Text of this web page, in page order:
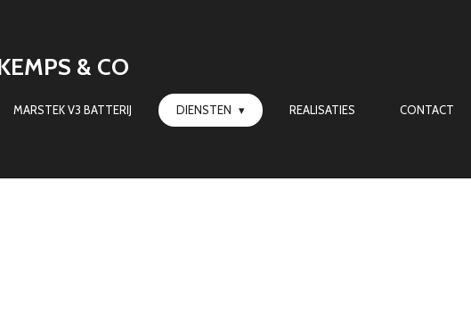
& CO
MARSTEK V3 BATTERIJ DIENSTEN REALISATIES CONTACT